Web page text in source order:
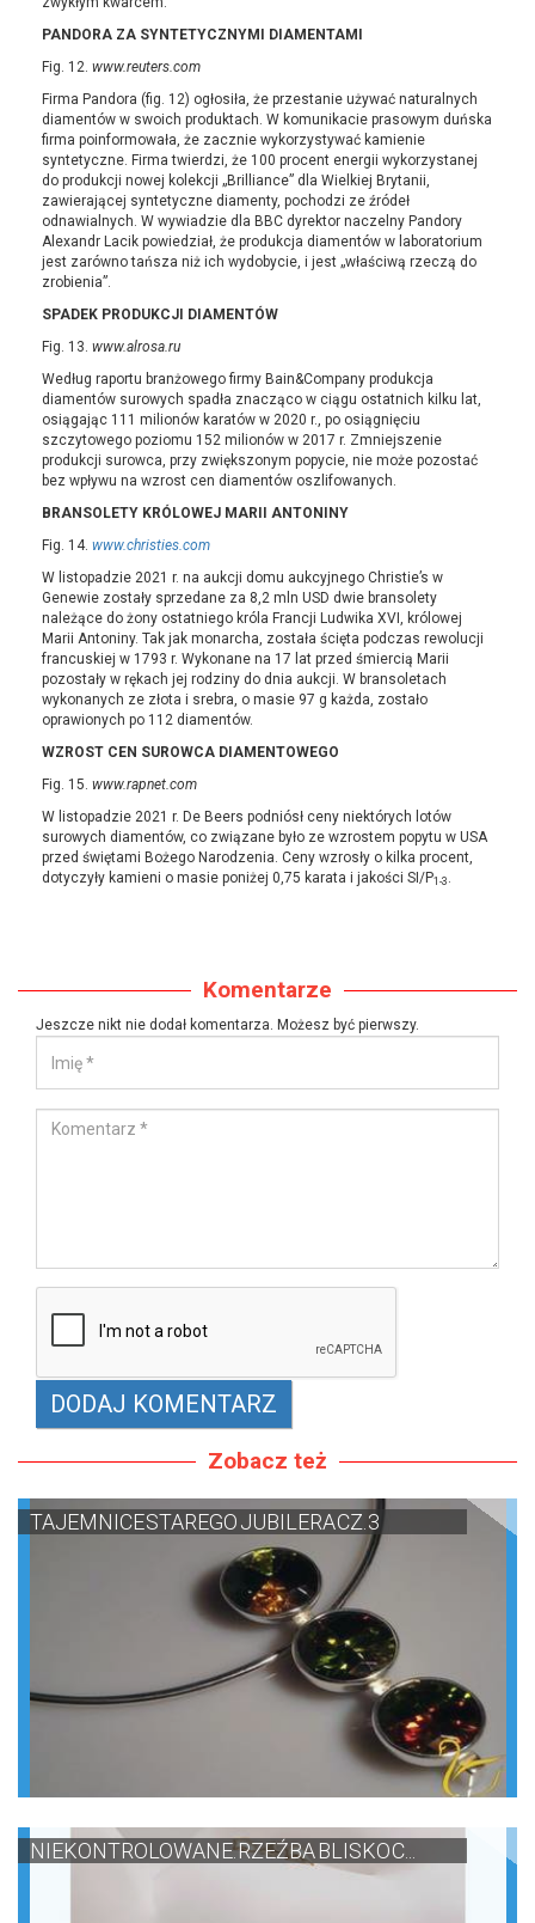
PANDORA ZA SYNTETYCZNYMI DIAMENTAMI
Fig. 12. www.reuters.com
Firma Pandora (fig. 12) ogłosiła, że ​​przestanie używać naturalnych
diamentów w swoich produktach. W komunikacie prasowym duńska
firma poinformowała, że ​​zacznie wykorzystywać kamienie
syntetyczne. Firma twierdzi, że 100 procent energii wykorzystanej
do produkcji nowej kolekcji „Brilliance” dla Wielkiej Brytanii,
zawierającej syntetyczne diamenty, pochodzi ze źródeł
odnawialnych. W wywiadzie dla BBC dyrektor naczelny Pandory
Alexandr Lacik powiedział, że produkcja diamentów w laboratorium
jest zarówno tańsza niż ich wydobycie, i jest „właściwą rzeczą do
zrobienia”.
SPADEK PRODUKCJI DIAMENTÓW
Fig. 13. www.alrosa.ru
Według raportu branżowego firmy Bain&Company produkcja
diamentów surowych spadła znacząco w ciągu ostatnich kilku lat,
osiągając 111 milionów karatów w 2020 r., po osiągnięciu
szczytowego poziomu 152 milionów w 2017 r. Zmniejszenie
produkcji surowca, przy zwiększonym popycie, nie może pozostać
bez wpływu na wzrost cen diamentów oszlifowanych.
BRANSOLETY KRÓLOWEJ MARII ANTONINY
Fig. 14. www.christies.com
W listopadzie 2021 r. na aukcji domu aukcyjnego Christie’s w
Genewie zostały sprzedane za 8,2 mln USD dwie bransolety
należące do żony ostatniego króla Francji Ludwika XVI, królowej
Marii Antoniny. Tak jak monarcha, została ścięta podczas rewolucji
francuskiej w 1793 r. Wykonane na 17 lat przed śmiercią Marii
pozostały w rękach jej rodziny do dnia aukcji. W bransoletach
wykonanych ze złota i srebra, o masie 97 g każda, zostało
oprawionych po 112 diamentów.
WZROST CEN SUROWCA DIAMENTOWEGO
Fig. 15. www.rapnet.com
W listopadzie 2021 r. De Beers podniósł ceny niektórych lotów
surowych diamentów, co związane było ze wzrostem popytu w USA
przed świętami Bożego Narodzenia. Ceny wzrosły o kilka procent,
dotyczyły kamieni o masie poniżej 0,75 karata i jakości SI/P1-3 .
Komentarze
Jeszcze nikt nie dodał komentarza. Możesz być pierwszy.
Zobacz też
TAJEMNICE STAREGO JUBILERA CZ. 3
NIEKONTROLOWANE. RZEŹBA BLISKO C...